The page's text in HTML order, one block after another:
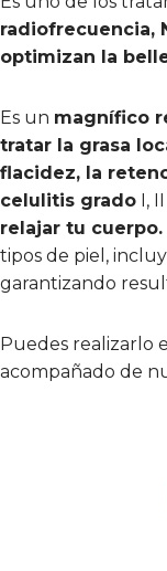
radiofrecuencia,
optimizan la
Es un magnífico
tratar la grasa
flacidez, la
celulitis grado I,
relajar tu cuerpo.
tipos de piel,
garantizando
Puedes realizarlo
acompañado de